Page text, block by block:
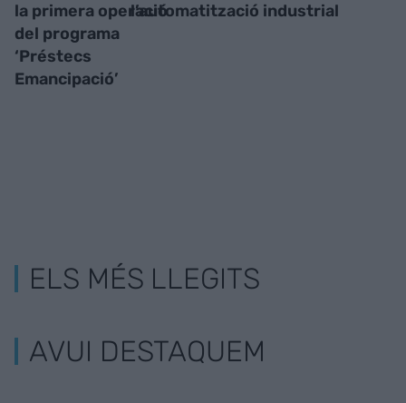
la primera operació
del programa
‘Préstecs
Emancipació’
l’automatització industrial
ELS MÉS LLEGITS
AVUI DESTAQUEM